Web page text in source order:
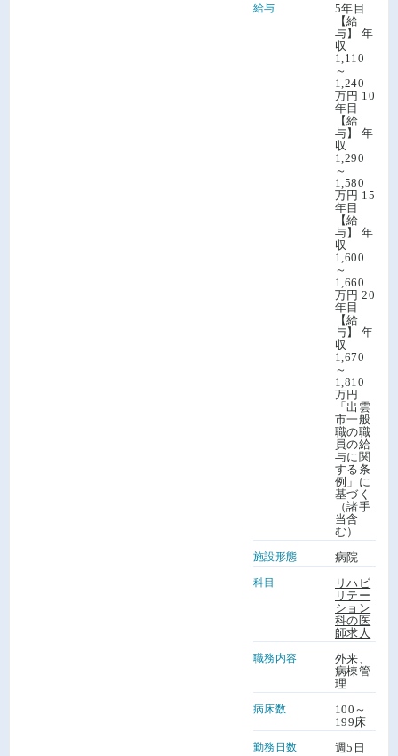
給与
5年目
【給
与】 年
収
1,110
～
1,240
万円 10
年目
【給
与】 年
収
1,290
～
1,580
万円 15
年目
【給
与】 年
収
1,600
～
1,660
万円 20
年目
【給
与】 年
収
1,670
～
1,810
万円
「出雲
市一般
職の職
員の給
与に関
する条
例」に
基づく
（諸手
当含
む）
施設形態 病院
科目
リハビ
リテー
ション
科の医
師求人
職務内容
外来、
病棟管
理
病床数
100～
199床
勤務日数 週5日